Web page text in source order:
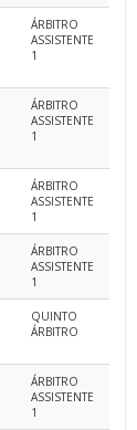
ÁRBITRO
ASSISTENTE
1
ÁRBITRO
ASSISTENTE
1
ÁRBITRO
ASSISTENTE
1
ÁRBITRO
ASSISTENTE
1
QUINTO
ÁRBITRO
ÁRBITRO
ASSISTENTE
1